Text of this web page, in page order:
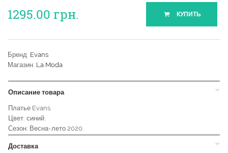
1295.00 грн. КУПИТЬ
Бренд: Evans
Магазин: La Moda
Описание товара
Платье Evans.
Цвет: синий.
Сезон: Весна-лето 2020.
Доставка